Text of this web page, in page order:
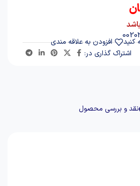
کنید
افزودن به علاقه مندی
اشتراک گذاری در:
نقد و بررسی محصول